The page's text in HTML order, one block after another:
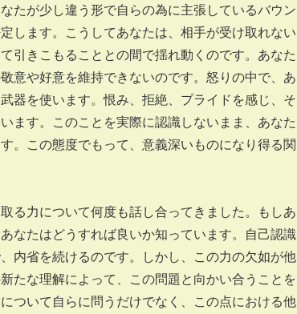
たが少し違う形で自らの為に主張しているバウン
します。こうしてあなたは、相手が受け取れない
引きこもることとの間で揺れ動くのです。あなた
意や好意を維持できないのです。怒りの中で、あ
器を使います。恨み、拒絶、プライドを感じ、そ
ます。このことを実際に認識しないまま、あなた
。この態度でもって、意義深いものになり得る関
る力について何度も話し合ってきました。もしあ
なたはどうすれば良いか知っています。自己認識
内省を続けるのです。しかし、この力の欠如が他
たな理解によって、この問題と向かい合うことを
ついて自らに問うだけでなく、この点における他